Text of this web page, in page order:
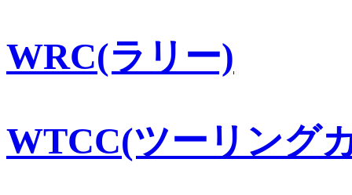
WRC(ラリー)
WTCC(ツーリング